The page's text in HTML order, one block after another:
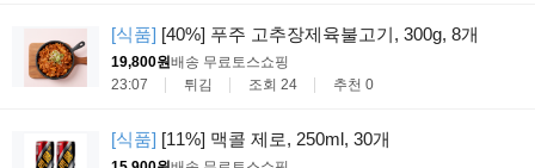
[식품] [40%] 푸주 고추장제육불고기, 300g, 8개
19,800원배송 무료토스쇼핑
23:07
튀김 조회 24 추천 0
[식품] [11%] 맥콜 제로, 250ml, 30개